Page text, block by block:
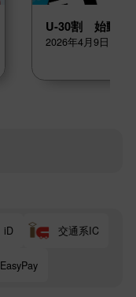
U-30割 始動！
2026年4月9日～
iD 交通系IC
EasyPay